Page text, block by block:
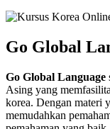
Go Global
Go Global Language
Asing yang
korea. Dengan materi
memudahkan